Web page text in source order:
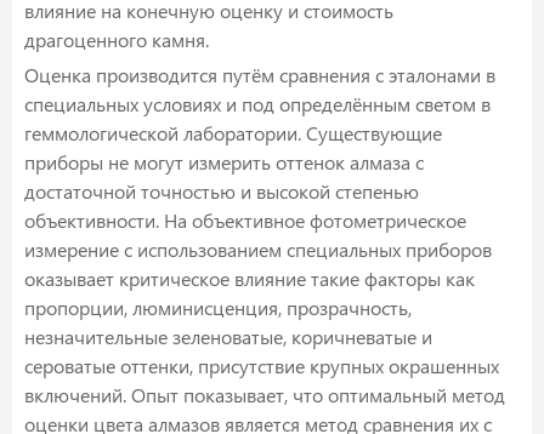
влияние на конечную оценку и стоимость
драгоценного камня.
Оценка производится путём сравнения с эталонами в
специальных условиях и под определённым светом в
геммологической лаборатории. Существующие
приборы не могут измерить оттенок алмаза с
достаточной точностью и высокой степенью
объективности. На объективное фотометрическое
измерение с использованием специальных приборов
оказывает критическое влияние такие факторы как
пропорции, люминисценция, прозрачность,
незначительные зеленоватые, коричневатые и
сероватые оттенки, присутствие крупных окрашенных
включений. Опыт показывает, что оптимальный метод
оценки цвета алмазов является метод сравнения их с